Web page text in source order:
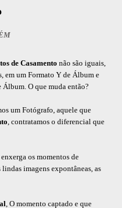
de Casamento não são iguais,
em um Formato Y de Álbum e
Álbum. O que muda então?
um Fotógrafo, aquele que
, contratamos o diferencial que
os momentos de
imagens expontâneas, as
, O momento captado e que